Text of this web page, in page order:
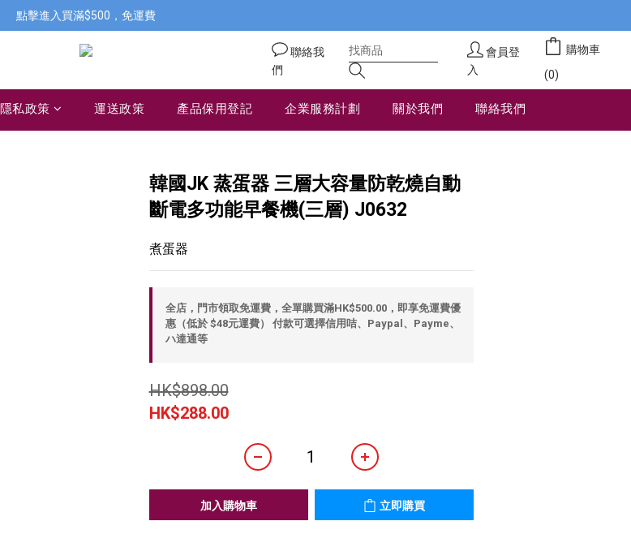
點擊進入買滿$500，免運費
聯絡我
們
會員登
入
購物車
(0)
隱私政策 運送政策 產品保用登記 企業服務計劃 關於我們 聯絡我們
韓國JK 蒸蛋器 三層大容量防乾燒自動
斷電多功能早餐機(三層) J0632
煮蛋器
全店，門市領取免運費，全單購買滿HK$500.00，即享免運費優
惠（低於 $48元運費） 付款可選擇信用咭、Paypal、Payme、
ハ達通等
HK$898.00
HK$288.00
加入購物車 立即購買